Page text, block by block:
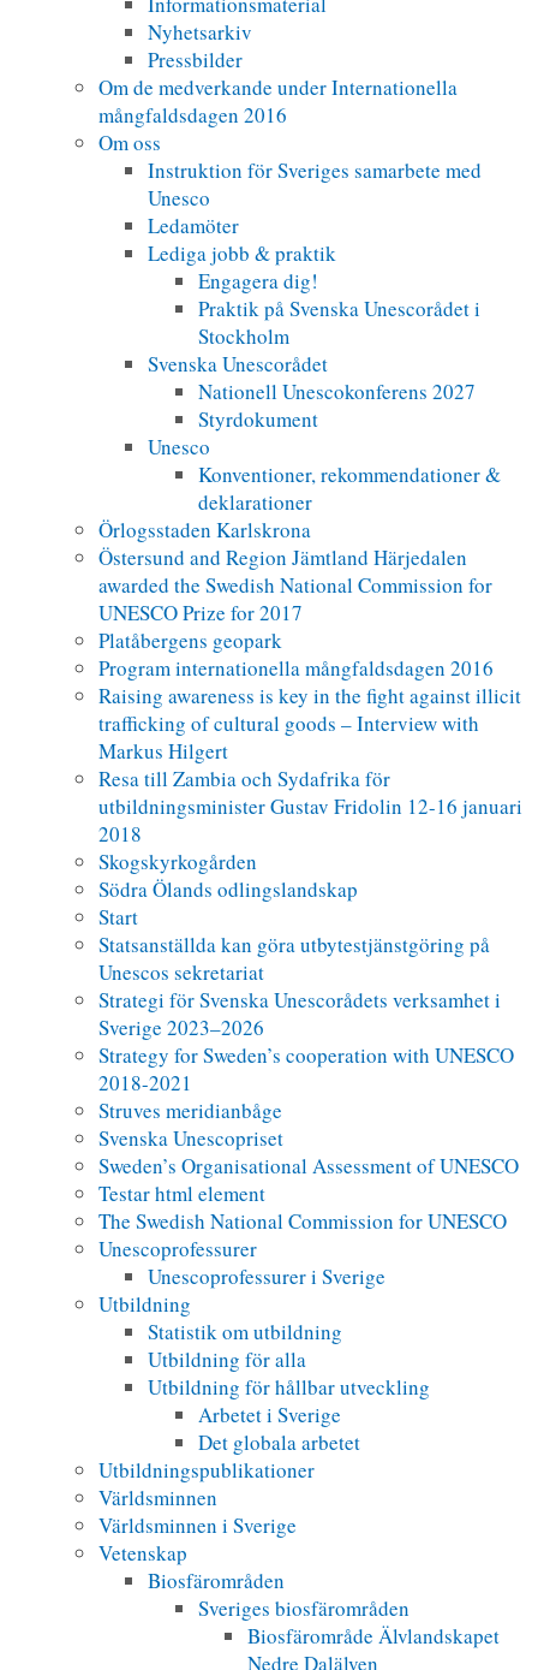
Nyhetsarkiv
Pressbilder
Om de medverkande under Internationella
mångfaldsdagen 2016
Om oss
Instruktion för Sveriges samarbete med
Unesco
Ledamöter
Lediga jobb & praktik
Engagera dig!
Praktik på Svenska Unescorådet i
Stockholm
Svenska Unescorådet
Nationell Unescokonferens 2027
Styrdokument
Unesco
Konventioner, rekommendationer &
deklarationer
Örlogsstaden Karlskrona
Östersund and Region Jämtland Härjedalen
awarded the Swedish National Commission for
UNESCO Prize for 2017
Platåbergens geopark
Program internationella mångfaldsdagen 2016
Raising awareness is key in the fight against illicit
trafficking of cultural goods – Interview with
Markus Hilgert
Resa till Zambia och Sydafrika för
utbildningsminister Gustav Fridolin 12-16 januari
2018
Skogskyrkogården
Södra Ölands odlingslandskap
Start
Statsanställda kan göra utbytestjänstgöring på
Unescos sekretariat
Strategi för Svenska Unescorådets verksamhet i
Sverige 2023–2026
Strategy for Sweden’s cooperation with UNESCO
2018-2021
Struves meridianbåge
Svenska Unescopriset
Sweden’s Organisational Assessment of UNESCO
Testar html element
The Swedish National Commission for UNESCO
Unescoprofessurer
Unescoprofessurer i Sverige
Utbildning
Statistik om utbildning
Utbildning för alla
Utbildning för hållbar utveckling
Arbetet i Sverige
Det globala arbetet
Utbildningspublikationer
Världsminnen
Världsminnen i Sverige
Vetenskap
Biosfärområden
Sveriges biosfärområden
Biosfärområde Älvlandskapet
Nedre Dalälven